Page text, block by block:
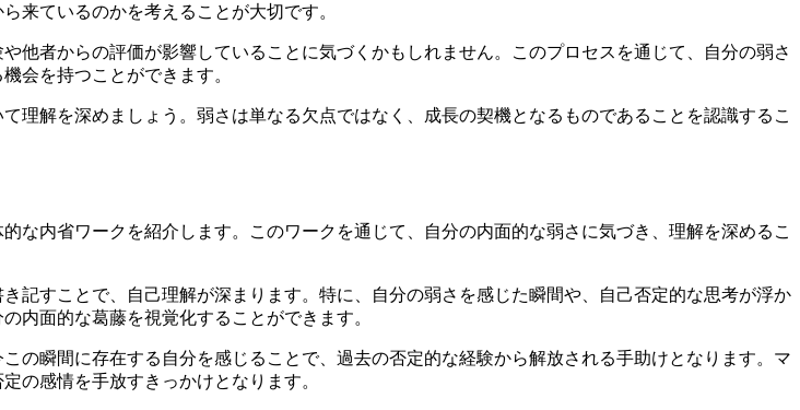
来ているのかを考えることが大切です。
他者からの評価が影響していることに気づくかもしれません。このプロセスを通じて、自分の弱さ
会を持つことができます。
理解を深めましょう。弱さは単なる欠点ではなく、成長の契機となるものであることを認識するこ
な内省ワークを紹介します。このワークを通じて、自分の内面的な弱さに気づき、理解を深めるこ
記すことで、自己理解が深まります。特に、自分の弱さを感じた瞬間や、自己否定的な思考が浮か
内面的な葛藤を視覚化することができます。
の瞬間に存在する自分を感じることで、過去の否定的な経験から解放される手助けとなります。マ
の感情を手放すきっかけとなります。